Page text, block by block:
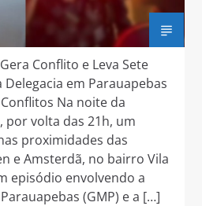
Conflito e Leva Sete
em Parauapebas
Na noite da
por volta das 21h, um
proximidades das
e Amsterdã, no bairro Vila
episódio envolvendo a
(GMP) e a […]